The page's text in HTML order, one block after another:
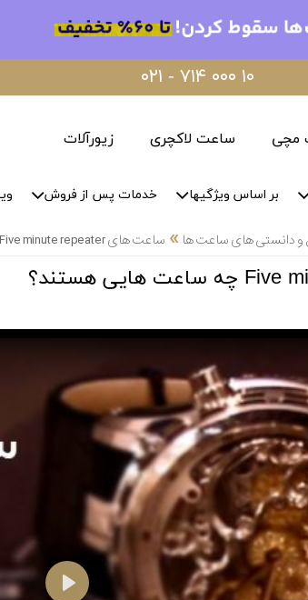
۰۲۱ - ۷۱۴ ۰۰۰ ۱۰
مچی ساعت لاکچری زیورآلات
بر اساس ویژگیها خدمات پس از فروش
دانستی های ساعت ها » ساعت های Five minute repeater چه ساعت هایی هستند؟